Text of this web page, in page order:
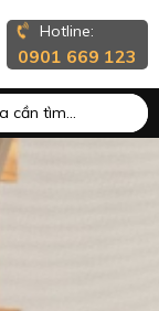
Hotline:
0901 669 123